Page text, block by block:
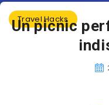
Travel Hacks
Un picnic